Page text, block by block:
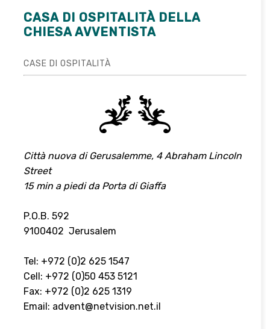
Scuole cristiane
Celebrazioni della CTS in Terra Santa
Santa messa in diretta streaming dalla Terra Santa
Case di ospitalità cristiane a Gerusalemme
Altre Case di ospitalità fuori Gerusalemme
Tutte le news
CHRISTIAN, JEWISH & MUSLIM FEASTS
CASA DI OSPITALITÀ DELLA
CHIESA AVVENTISTA
CASE DI OSPITALITÀ
Città nuova di Gerusalemme, 4 Abraham Lincoln
Street
15 min a piedi da Porta di Giaffa
P.O.B. 592
9100402 Jerusalem
Tel: +972 (0)2 625 1547
Cell: +972 (0)50 453 5121
Fax: +972 (0)2 625 1319
Email: advent@netvision.net.il